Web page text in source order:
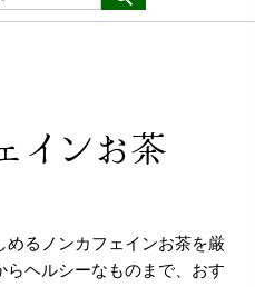
インお茶
めるノンカフェインお茶を厳
ヘルシーなものまで、おす